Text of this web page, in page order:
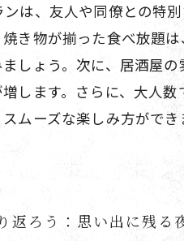
は、友人や同僚との特
き物が揃った食べ放題
しょう。次に、居酒屋
します。さらに、大人
ムーズな楽しみ方がで
返ろう：思い出に残る